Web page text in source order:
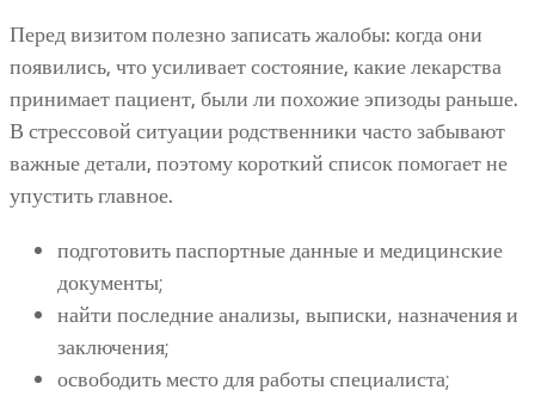
Перед визитом полезно записать жалобы: когда они
появились, что усиливает состояние, какие лекарства
принимает пациент, были ли похожие эпизоды раньше.
В стрессовой ситуации родственники часто забывают
важные детали, поэтому короткий список помогает не
упустить главное.
подготовить паспортные данные и медицинские
документы;
найти последние анализы, выписки, назначения и
заключения;
освободить место для работы специалиста;